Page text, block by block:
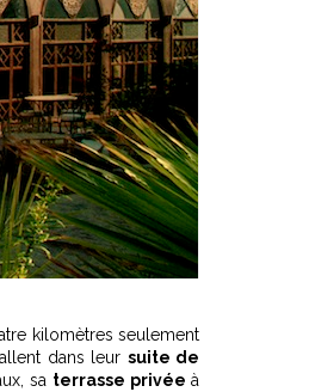
kilomètres seulement
dans leur suite de
sa terrasse privéeà